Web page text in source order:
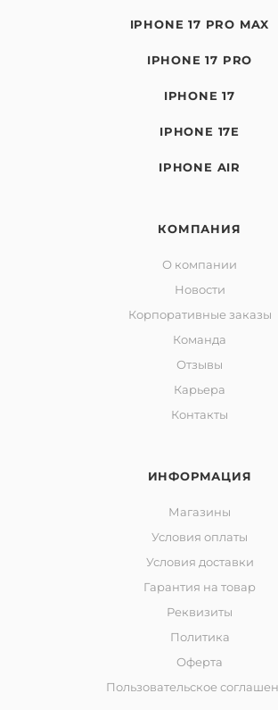
IPHONE 17 PRO MAX
IPHONE 17 PRO
IPHONE 17
IPHONE 17E
IPHONE AIR
КОМПАНИЯ
О компании
Новости
Корпоративные заказы
Команда
Отзывы
Карьера
Контакты
ИНФОРМАЦИЯ
Магазины
Условия оплаты
Условия доставки
Гарантия на товар
Реквизиты
Политика
Оферта
Пользовательское